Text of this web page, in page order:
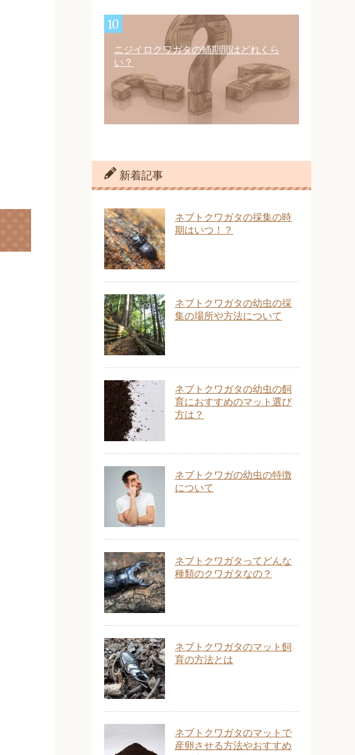
ニジイロクワガタの蛹期間はどれくら
い？
新着記事
ネブトクワガタの採集の時
期はいつ！？
ネブトクワガタの幼虫の採
集の場所や方法について
ネブトクワガタの幼虫の飼
育におすすめのマット選び
方は？
ネブトクワガの幼虫の特徴
について
ネブトクワガタってどんな
種類のクワガタなの？
ネブトクワガタのマット飼
育の方法とは
ネブトクワガタのマットで
産卵させる方法やおすすめ